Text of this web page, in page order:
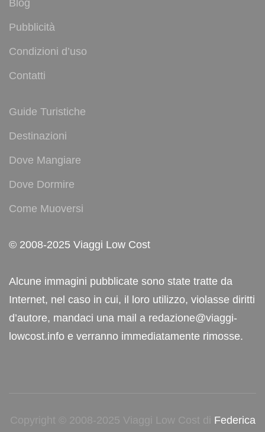
Blog
Pubblicità
Condizioni d’uso
Contatti
Guide Turistiche
Destinazioni
Dove Mangiare
Dove Dormire
Come Muoversi
© 2008-2025 Viaggi Low Cost
Alcune immagini pubblicate sono state tratte da
Internet, nel caso in cui, il loro utilizzo, violasse diritti
d’autore, mandaci una mail a redazione@viaggi-
lowcost.info e verranno immediatamente rimosse.
Copyright © 2008-2025 Viaggi Low Cost di Federica